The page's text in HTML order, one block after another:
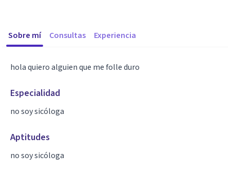
Sobre mí Consultas Experiencia
hola quiero alguien que me folle duro
Especialidad
no soy sicóloga
Aptitudes
no soy sicóloga